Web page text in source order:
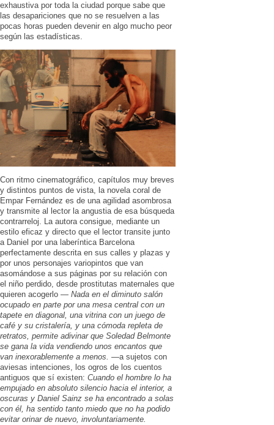
exhaustiva por toda la ciudad porque sabe que
las desapariciones que no se resuelven a las
pocas horas pueden devenir en algo mucho peor
según las estadísticas.
Con ritmo cinematográfico, capítulos muy breves
y distintos puntos de vista, la novela coral de
Empar Fernández es de una agilidad asombrosa
y transmite al lector la angustia de esa búsqueda
contrarreloj. La autora consigue, mediante un
estilo eficaz y directo que el lector transite junto
a Daniel por una laberíntica Barcelona
perfectamente descrita en sus calles y plazas y
por unos personajes variopintos que van
asomándose a sus páginas por su relación con
el niño perdido, desde prostitutas maternales que
quieren acogerlo — Nada en el diminuto salón
ocupado en parte por una mesa central con un
tapete en diagonal, una vitrina con un juego de
café y su cristalería, y una cómoda repleta de
retratos, permite adivinar que Soledad Belmonte
se gana la vida vendiendo unos encantos que
van inexorablemente a menos. —a sujetos con
aviesas intenciones, los ogros de los cuentos
antiguos que sí existen: Cuando el hombre lo ha
empujado en absoluto silencio hacia el interior, a
oscuras y Daniel Sainz se ha encontrado a solas
con él, ha sentido tanto miedo que no ha podido
evitar orinar de nuevo, involuntariamente.